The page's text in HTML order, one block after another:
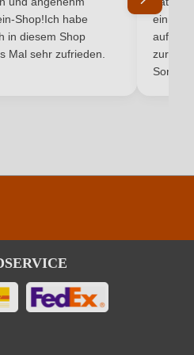
Qualitätswein
Burgenland
Shop!Ich habe
in diesem Shop
Mal sehr zufrieden.
einmal
auf
zurück
Son...